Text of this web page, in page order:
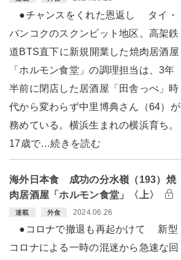
●チャンスをくれた恩返し タイ・
バンコクのスクンビット地区。高架鉄
道BTS直下に新規開業した焼肉居酒屋
「ホルモン食堂」の調理担当は、3年
半前に閉店した居酒屋「田舎っぺ」時
代から変わらず中里博典さん（64）が
務めている。横浜生まれの横浜育ち。
17歳で…続きを読む
海外日本食 成功の分水嶺（193）焼
肉居酒屋「ホルモン食堂」〈上〉
連載 外食 2024.06.26
●コロナで撤退も再起かけて 新型
コロナによる一時の混迷から急速な回